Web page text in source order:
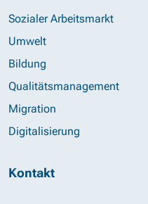
Sozialer Arbeitsmarkt
Umwelt
Bildung
Qualitätsmanagement
Migration
Digitalisierung
Kontakt